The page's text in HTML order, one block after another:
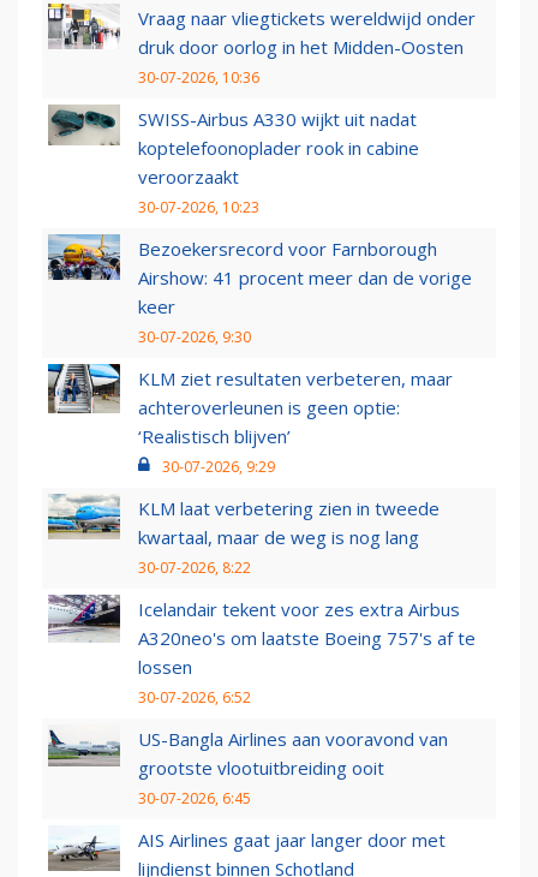
Vraag naar vliegtickets wereldwijd onder
druk door oorlog in het Midden-Oosten
30-07-2026, 10:36
SWISS-Airbus A330 wijkt uit nadat
koptelefoonoplader rook in cabine
veroorzaakt
30-07-2026, 10:23
Bezoekersrecord voor Farnborough
Airshow: 41 procent meer dan de vorige
keer
30-07-2026, 9:30
KLM ziet resultaten verbeteren, maar
achteroverleunen is geen optie:
‘Realistisch blijven’
30-07-2026, 9:29
KLM laat verbetering zien in tweede
kwartaal, maar de weg is nog lang
30-07-2026, 8:22
Icelandair tekent voor zes extra Airbus
A320neo's om laatste Boeing 757's af te
lossen
30-07-2026, 6:52
US-Bangla Airlines aan vooravond van
grootste vlootuitbreiding ooit
30-07-2026, 6:45
AIS Airlines gaat jaar langer door met
lijndienst binnen Schotland